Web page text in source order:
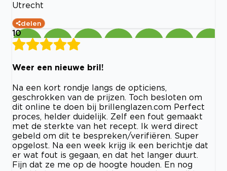
Utrecht
delen
10
Weer een nieuwe bril!
Na een kort rondje langs de opticiens,
geschrokken van de prijzen. Toch besloten om
dit online te doen bij brillenglazen.com Perfect
proces, helder duidelijk. Zelf een fout gemaakt
met de sterkte van het recept. Ik werd direct
gebeld om dit te bespreken/verifiëren. Super
opgelost. Na een week krijg ik een berichtje dat
er wat fout is gegaan, en dat het langer duurt.
Fijn dat ze me op de hoogte houden. En nog